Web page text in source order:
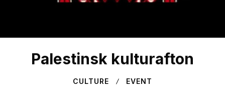
Palestinsk kulturafton
CULTURE EVENT